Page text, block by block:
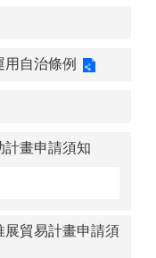
自治條例
計畫申請須知
展貿易計畫申請須